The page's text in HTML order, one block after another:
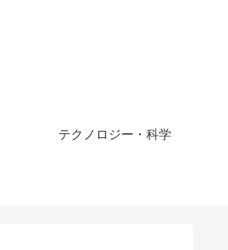
テクノロジー・科学